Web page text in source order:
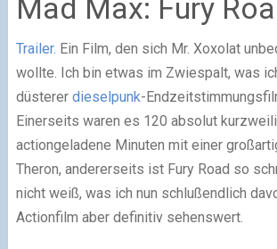
Mad Max: Fury
Trailer. Ein Film, den sich Mr. Xoxolat
wollte. Ich bin etwas im Zwiespalt, was
düsterer dieselpunk-
Einerseits waren es 120 absolut
actiongeladene Minuten mit einer
Theron, andererseits ist Fury Road so
nicht weiß, was ich nun schlußendlich
Actionfilm aber definitiv sehenswert.